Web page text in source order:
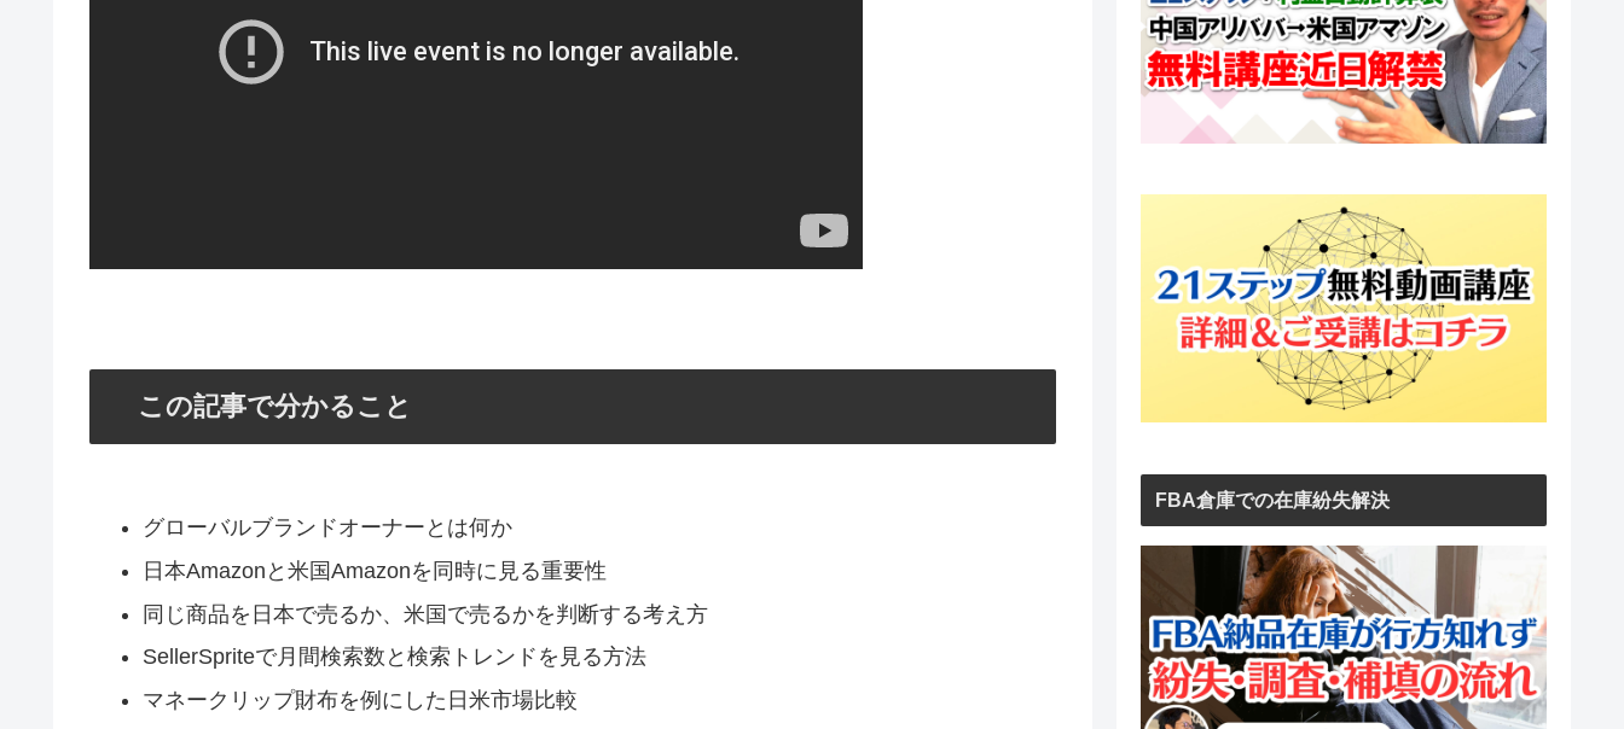
この記事で分かること
グローバルブランドオーナーとは何か
日本Amazonと米国Amazonを同時に見る重要性
同じ商品を日本で売るか、米国で売るかを判断する考え方
SellerSpriteで月間検索数と検索トレンドを見る方法
マネークリップ財布を例にした日米市場比較
FBA倉庫での在庫紛失解決